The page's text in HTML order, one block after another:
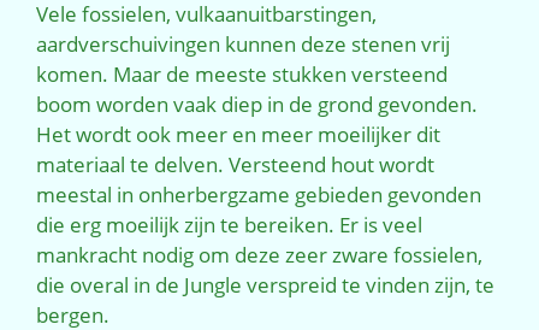
Vele fossielen, vulkaanuitbarstingen,
aardverschuivingen kunnen deze stenen vrij
komen. Maar de meeste stukken versteend
boom worden vaak diep in de grond gevonden.
Het wordt ook meer en meer moeilijker dit
materiaal te delven. Versteend hout wordt
meestal in onherbergzame gebieden gevonden
die erg moeilijk zijn te bereiken. Er is veel
mankracht nodig om deze zeer zware fossielen,
die overal in de Jungle verspreid te vinden zijn, te
bergen.